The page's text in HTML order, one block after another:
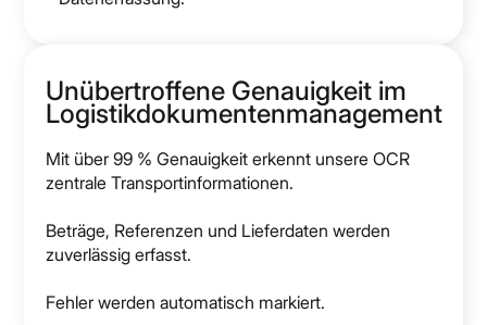
Unübertroffene Genauigkeit im
Logistikdokumentenmanagement
Mit über 99 % Genauigkeit erkennt unsere OCR
zentrale Transportinformationen.
Beträge, Referenzen und Lieferdaten werden
zuverlässig erfasst.
Fehler werden automatisch markiert.